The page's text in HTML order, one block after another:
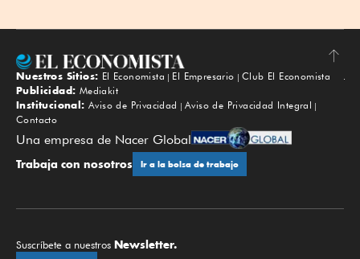
Subir
Nuestros Sitios: El Economista El Empresario
Club El Economista
Publicidad: Mediakit
Institucional: Aviso de Privacidad
Aviso de Privacidad Integral
Contacto
Una empresa de Nacer Global
Trabaja con nosotros Ir a la bolsa de trabajo
Suscríbete a nuestros Newsletter.